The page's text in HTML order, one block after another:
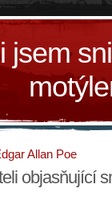
jsem
Allan Poe
objasňující